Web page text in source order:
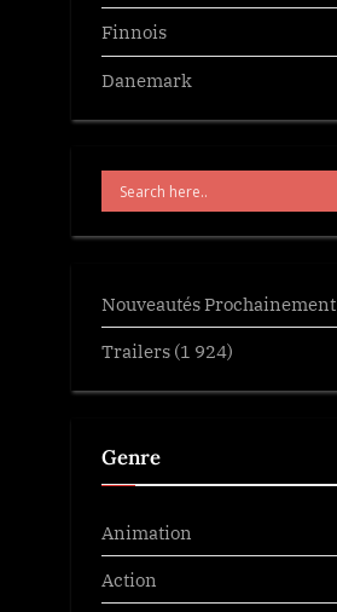
Finnois
Danemark
Nouveautés Prochainement
Trailers (1 924)
Genre
Animation
Action